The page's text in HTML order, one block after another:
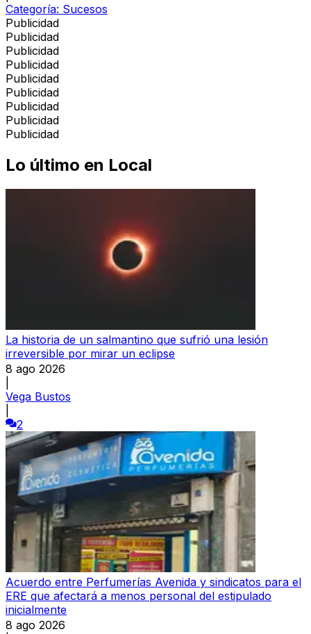
Categoría: Sucesos
Publicidad
Publicidad
Publicidad
Publicidad
Publicidad
Publicidad
Publicidad
Publicidad
Publicidad
Lo último en Local
La historia de un salmantino que sufrió una lesión
irreversible por mirar un eclipse
8 ago 2026
Vega Bustos
2
Acuerdo entre Perfumerías Avenida y sindicatos para el
ERE que afectará a menos personal del estipulado
inicialmente
8 ago 2026